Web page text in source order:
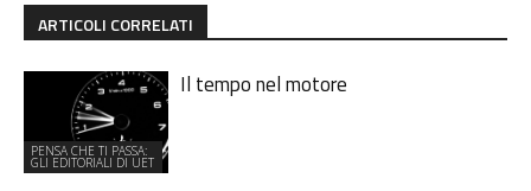
ARTICOLI CORRELATI
PENSA CHE TI PASSA:
GLI EDITORIALI DI UET
Il tempo nel motore